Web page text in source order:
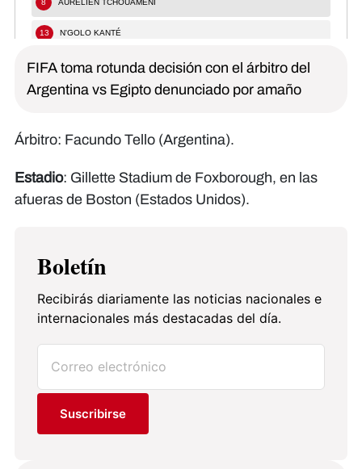
FIFA toma rotunda decisión con el árbitro del
Argentina vs Egipto denunciado por amaño
Árbitro: Facundo Tello (Argentina).
Estadio: Gillette Stadium de Foxborough, en las
afueras de Boston (Estados Unidos).
Boletín
Recibirás diariamente las noticias nacionales e
internacionales más destacadas del día.
Suscribirse